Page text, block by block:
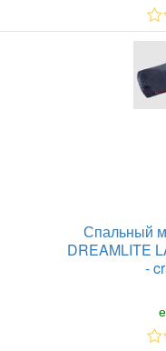
Спальный
DREAMLITE
-